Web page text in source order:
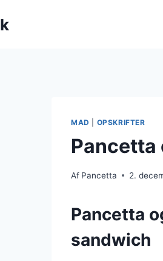
MAD OPSKRIFTER
Af Pancetta 2.
Pancetta
sandwich